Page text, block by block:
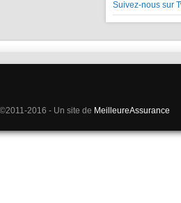
Suivez-nous sur
2016 - Un site de MeilleureAssurance